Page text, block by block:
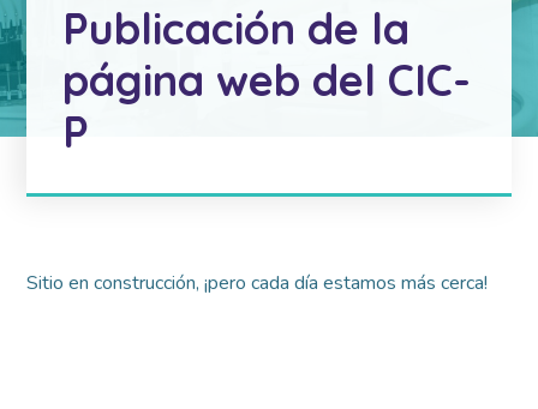
Publicación de la
página web del CIC-
P
Sitio en construcción, ¡pero cada día estamos más cerca!